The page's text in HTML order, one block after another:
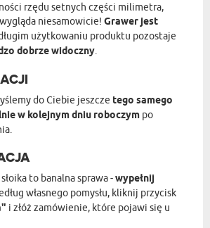
rzędu setnych części milimetra,
niesamowicie! Grawer jest
użytkowaniu produktu pozostaje
dobrze widoczny.
do Ciebie jeszcze tego samego
w kolejnym dniu roboczym po
to banalna sprawa -wypełnij
własnego pomysłu, kliknij przycisk
i złóż zamówienie, które pojawi się u